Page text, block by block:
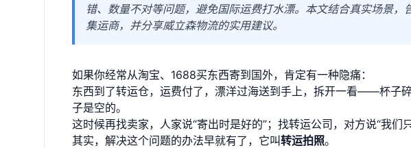
错、数量不对等问题，避免国际运费打水漂。本文结合真实场景
集运商，并分享威立森物流的实用建议。
如果你经常从淘宝、1688买东西寄到国外，肯定有一种隐痛：
东西到了转运仓，运费付了，漂洋过海送到手上，拆开一看——杯子
子是空的。
这时候再找卖家，人家说“寄出时是好的”；找转运公司，对方说“我们
其实，解决这个问题的办法早就有了，它叫转运拍照。